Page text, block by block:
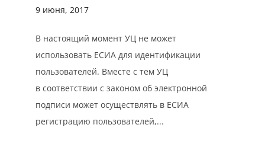
9 июня, 2017
В настоящий момент УЦ не может
использовать ЕСИА для идентификации
пользователей. Вместе с тем УЦ
в соответствии с законом об электронной
подписи может осуществлять в ЕСИА
регистрацию пользователей,...